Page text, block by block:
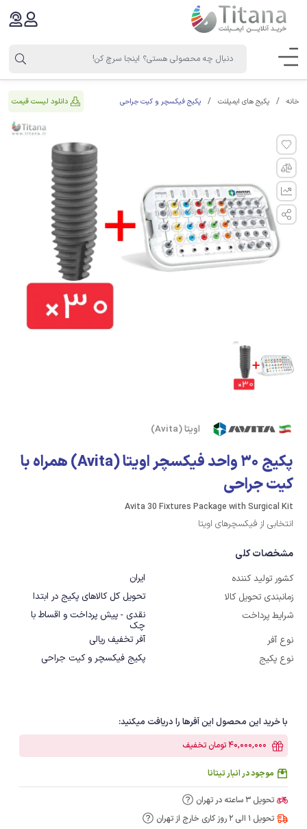
خانه پکیج های ایمپلنت پکیج فیکسچر و کیت جراحی دانلود لیست قیمت
اویتا (Avita)
پکیج 30 واحد فیکسچر اویتا (Avita) همراه با
کیت جراحی
Avita 30 Fixtures Package with Surgical Kit
انتخابی از فیکسچرهای اویتا
مشخصات کلی
کشور تولید کننده
ایران
زمانبندی تحویل کالا
تحویل کل کالاهای پکیج در ابتدا
شرایط پرداخت
نقدی - پیش پرداخت و اقساط با
چک
نوع آفر
آفر تخفیف ریالی
نوع پکیج
پکیج فیکسچر و کیت جراحی
با خرید این محصول این آفرها را دریافت میکنید:
40,000,000 تومان تخفیف
موجود در انبار تیتانا
تحویل 3 ساعته در تهران
تحویل 1 الی 2 روز کاری خارج از تهران